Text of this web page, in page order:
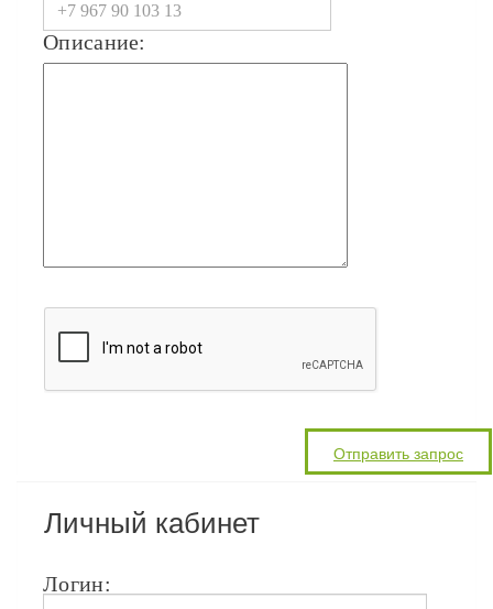
Описание:
Личный кабинет
Логин: